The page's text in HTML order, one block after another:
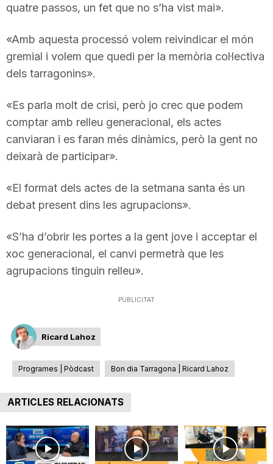
quatre passos, un fet que no s’ha vist mai».
«Amb aquesta processó volem reivindicar el món
gremial i volem que quedi per la memòria col·lectiva
dels tarragonins».
«Es parla molt de crisi, però jo crec que podem
comptar amb relleu generacional, els actes
canviaran i es faran més dinàmics, però la gent no
deixarà de participar».
«El format dels actes de la setmana santa és un
debat present dins les agrupacions».
«S’ha d’obrir les portes a la gent jove i acceptar el
xoc generacional, el canvi permetrà que les
agrupacions tinguin relleu».
PUBLICITAT
Ricard Lahoz
Programes | Pòdcast Bon dia Tarragona | Ricard Lahoz
ARTICLES RELACIONATS